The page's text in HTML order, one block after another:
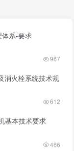
系-要求
967
消火栓系统技术规
612
基本技术要求
466